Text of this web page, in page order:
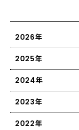
2026年
2025年
2024年
2023年
2022年